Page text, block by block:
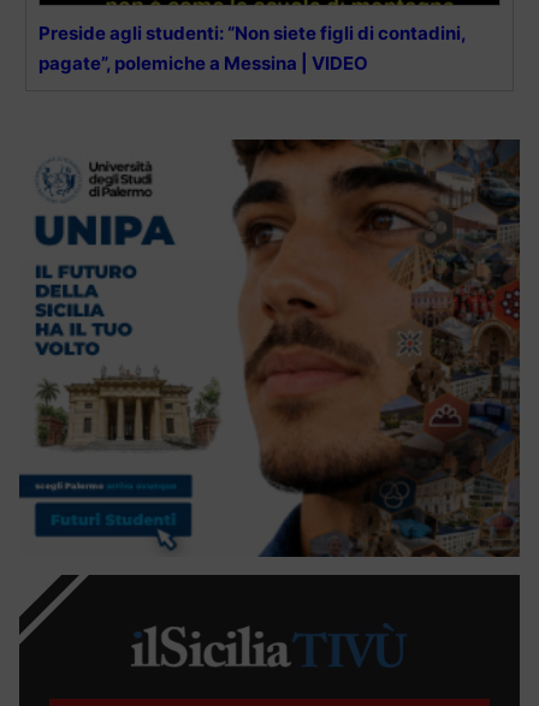
Preside agli studenti: “Non siete figli di contadini,
pagate”, polemiche a Messina | VIDEO